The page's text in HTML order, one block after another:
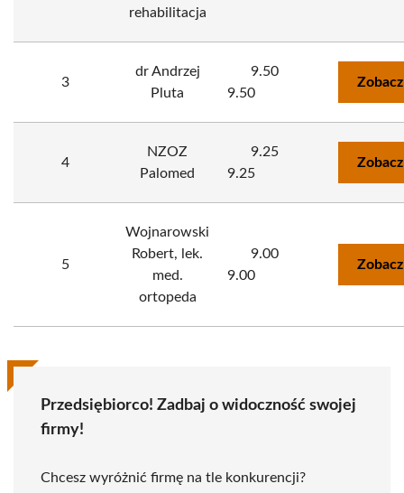
rehabilitacja
3
dr Andrzej
Pluta
9.50
9.50
4
NZOZ
Palomed
9.25
9.25
5
Wojnarowski
Robert, lek.
med.
ortopeda
9.00
9.00
Przedsiębiorco! Zadbaj o widoczność swojej
firmy!
Chcesz wyróżnić firmę na tle konkurencji?